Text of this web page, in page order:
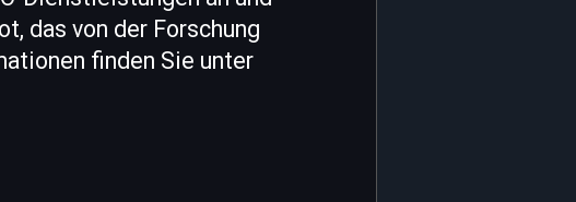
das von der Forschung
finden Sie unter